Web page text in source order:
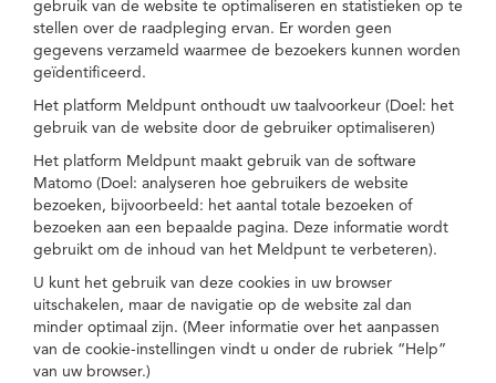
gebruik van de website te optimaliseren en statistieken op te
stellen over de raadpleging ervan. Er worden geen
gegevens verzameld waarmee de bezoekers kunnen worden
geïdentificeerd.
Het platform Meldpunt onthoudt uw taalvoorkeur (Doel: het
gebruik van de website door de gebruiker optimaliseren)
Het platform Meldpunt maakt gebruik van de software
Matomo (Doel: analyseren hoe gebruikers de website
bezoeken, bijvoorbeeld: het aantal totale bezoeken of
bezoeken aan een bepaalde pagina. Deze informatie wordt
gebruikt om de inhoud van het Meldpunt te verbeteren).
U kunt het gebruik van deze cookies in uw browser
uitschakelen, maar de navigatie op de website zal dan
minder optimaal zijn. (Meer informatie over het aanpassen
van de cookie-instellingen vindt u onder de rubriek “Help”
van uw browser.)